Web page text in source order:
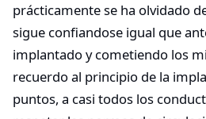
prácticamente se ha olvidado
sigue confiandose igual que
implantado y cometiendo los
recuerdo al principio de la
puntos, a casi todos los